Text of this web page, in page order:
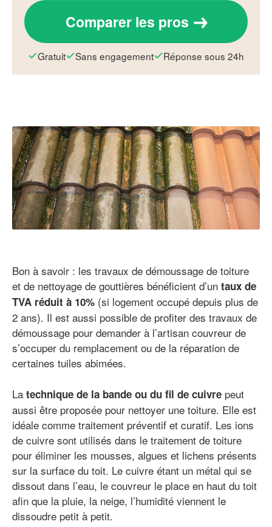
Comparer les pros
Gratuit Sans engagement Réponse sous 24h
Bon à savoir : les travaux de démoussage de toiture
et de nettoyage de gouttières bénéficient d’un taux de
TVA réduit à 10% (si logement occupé depuis plus de
2 ans). Il est aussi possible de profiter des travaux de
démoussage pour demander à l’artisan couvreur de
s’occuper du remplacement ou de la réparation de
certaines tuiles abimées.
La technique de la bande ou du fil de cuivre peut
aussi être proposée pour nettoyer une toiture. Elle est
idéale comme traitement préventif et curatif. Les ions
de cuivre sont utilisés dans le traitement de toiture
pour éliminer les mousses, algues et lichens présents
sur la surface du toit. Le cuivre étant un métal qui se
dissout dans l’eau, le couvreur le place en haut du toit
afin que la pluie, la neige, l’humidité viennent le
dissoudre petit à petit.